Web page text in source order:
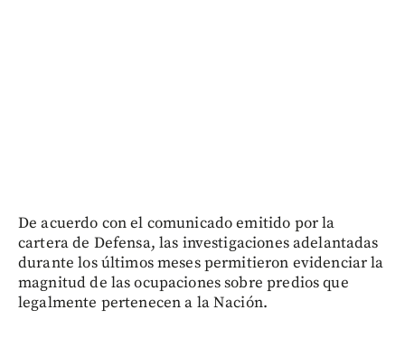
De acuerdo con el comunicado emitido por la
cartera de Defensa, las investigaciones adelantadas
durante los últimos meses permitieron evidenciar la
magnitud de las ocupaciones sobre predios que
legalmente pertenecen a la Nación.